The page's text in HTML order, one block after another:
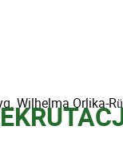
Wilhelma Orlika-